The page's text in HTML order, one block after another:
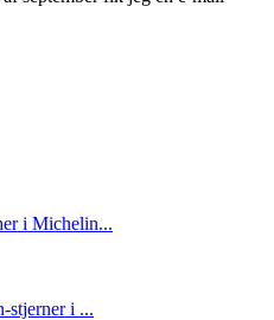
i Michelin...
stjerner i ...